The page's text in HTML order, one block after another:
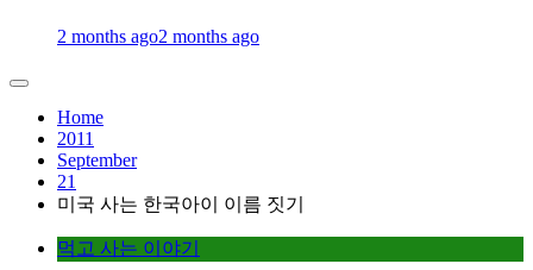
2 months ago2 months ago
Home
2011
September
21
미국 사는 한국아이 이름 짓기
먹고 사는 이야기